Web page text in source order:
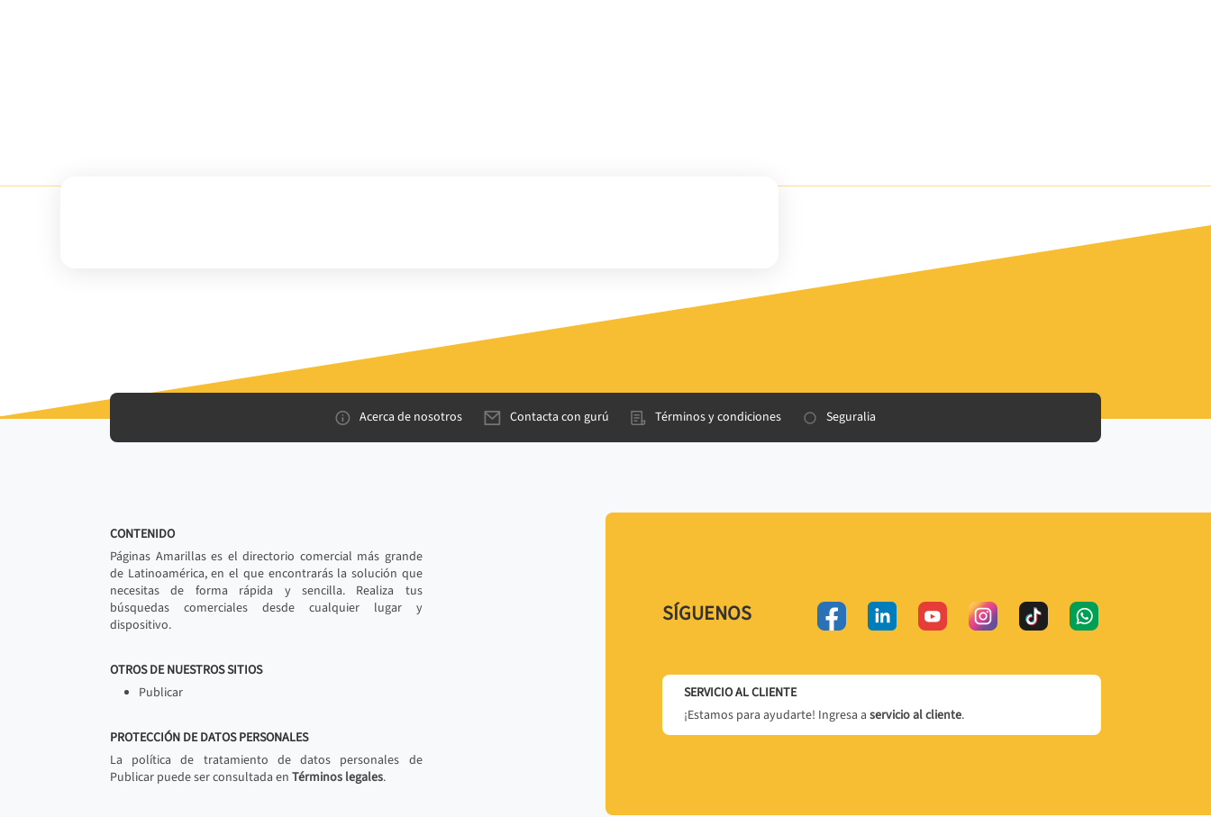
Acerca de nosotros Contacta con gurú Términos y condiciones Seguralia
CONTENIDO
Páginas Amarillas es el directorio comercial más grande
de Latinoamérica, en el que encontrarás la solución que
necesitas de forma rápida y sencilla. Realiza tus
búsquedas comerciales desde cualquier lugar y
dispositivo.
OTROS DE NUESTROS SITIOS
Publicar
PROTECCIÓN DE DATOS PERSONALES
La política de tratamiento de datos personales de
Publicar puede ser consultada en Términos legales.
SÍGUENOS
SERVICIO AL CLIENTE
¡Estamos para ayudarte! Ingresa a servicio al cliente.